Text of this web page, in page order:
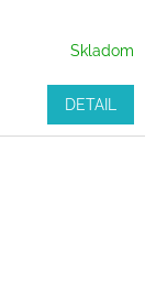
Skladom
DETAIL